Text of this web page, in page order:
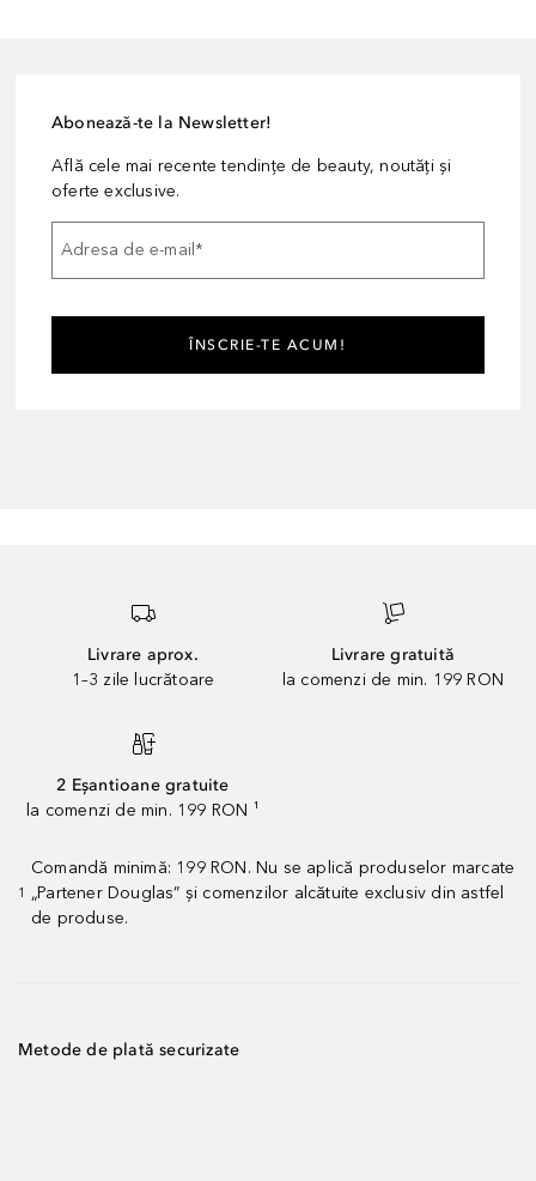
Abonează-te la Newsletter!
Află cele mai recente tendințe de beauty, noutăți și
oferte exclusive.
Adresa de e-mail*
ÎNSCRIE-TE ACUM!
Livrare aprox.
1–3 zile lucrătoare
Livrare gratuită
la comenzi de min. 199 RON
2 Eșantioane gratuite
la comenzi de min. 199 RON ¹
1
Comandă minimă: 199 RON. Nu se aplică produselor marcate
„Partener Douglas” și comenzilor alcătuite exclusiv din astfel
de produse.
Metode de plată securizate